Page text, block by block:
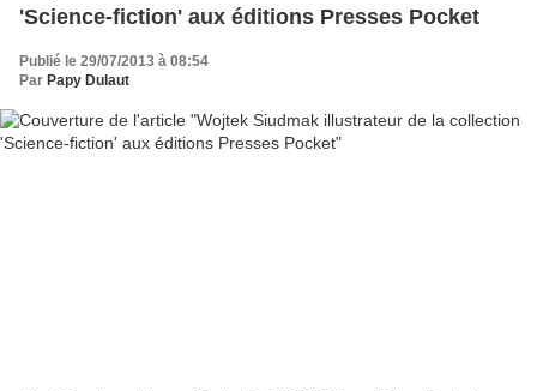
'Science-fiction' aux éditions Presses Pocket
Publié le 29/07/2013 à 08:54
Par Papy Dulaut